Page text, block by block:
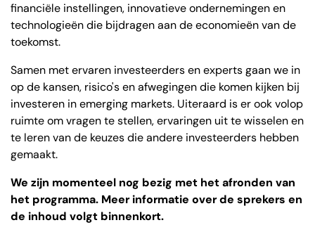
financiële instellingen, innovatieve ondernemingen en
technologieën die bijdragen aan de economieën van de
toekomst.
Samen met ervaren investeerders en experts gaan we in
op de kansen, risico's en afwegingen die komen kijken bij
investeren in emerging markets. Uiteraard is er ook volop
ruimte om vragen te stellen, ervaringen uit te wisselen en
te leren van de keuzes die andere investeerders hebben
gemaakt.
We zijn momenteel nog bezig met het afronden van
het programma. Meer informatie over de sprekers en
de inhoud volgt binnenkort.